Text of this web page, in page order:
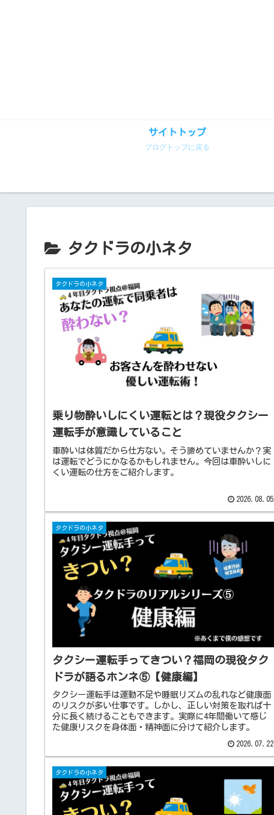
サイトトップ
ブログトップに戻る
タクドラの小ネタ
タクドラの小ネタ
乗り物酔いしにくい運転とは？現役タクシー
運転手が意識していること
車酔いは体質だから仕方ない。そう諦めていませんか？実
は運転でどうにかなるかもしれません。今回は車酔いしに
くい運転の仕方をご紹介します。
2026.08.05
タクドラの小ネタ
タクシー運転手ってきつい？福岡の現役タク
ドラが語るホンネ⑤【健康編】
タクシー運転手は運動不足や睡眠リズムの乱れなど健康面
のリスクが多い仕事です。しかし、正しい対策を取れば十
分に長く続けることもできます。実際に4年間働いて感じ
た健康リスクを身体面・精神面に分けて紹介します。
2026.07.22
タクドラの小ネタ